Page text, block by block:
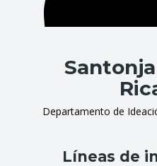
Departamento de
Líneas de